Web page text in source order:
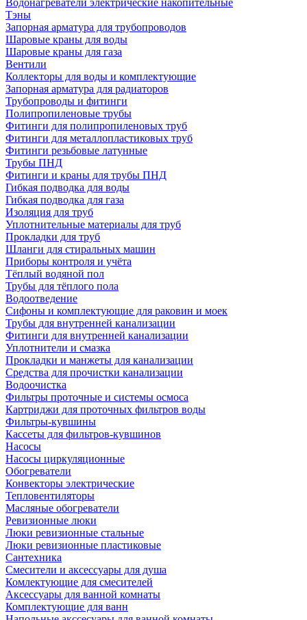
Водонагреватели электрические накопительные
Тэны
Запорная арматура для трубопроводов
Шаровые краны для воды
Шаровые краны для газа
Вентили
Коллекторы для воды и комплектующие
Запорная арматура для радиаторов
Трубопроводы и фитинги
Полипропиленовые трубы
Фитинги для полипропиленовых труб
Фитинги для металлопластиковых труб
Фитинги резьбовые латунные
Трубы ПНД
Фитинги и краны для трубы ПНД
Гибкая подводка для воды
Гибкая подводка для газа
Изоляция для труб
Уплотнительные материалы для труб
Прокладки для труб
Шланги для стиральных машин
Приборы контроля и учёта
Тёплый водяной пол
Трубы для тёплого пола
Водоотведение
Сифоны и комплектующие для раковин и моек
Трубы для внутренней канализации
Фитинги для внутренней канализации
Уплотнители и смазка
Прокладки и манжеты для канализации
Средства для прочистки канализации
Водоочистка
Фильтры проточные и системы осмоса
Картриджи для проточных фильтров воды
Фильтры-кувшины
Кассеты для фильтров-кувшинов
Насосы
Насосы циркуляционные
Обогреватели
Конвекторы электрические
Тепловентиляторы
Масляные обогреватели
Ревизионные люки
Люки ревизионные стальные
Люки ревизионные пластиковые
Сантехника
Смесители и аксессуары для душа
Комлектующие для смесителей
Аксессуары для ванной комнаты
Комплектующие для ванн